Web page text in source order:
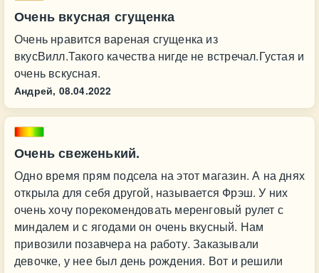
Очень вкусная сгущенка
Очень нравится вареная сгущенка из
вкусВилл.Такого качества нигде не встречал.Густая и
очень вскусная.
Андрей, 08.04.2022
Очень свеженький.
Одно время прям подсела на этот магазин. А на днях
открыла для себя другой, называется Фрэш. У них
очень хочу порекомендовать меренговый рулет с
миндалем и с ягодами он очень вкусный. Нам
привозили позавчера на работу. Заказывали
девочке, у нее был день рождения. Вот и решили